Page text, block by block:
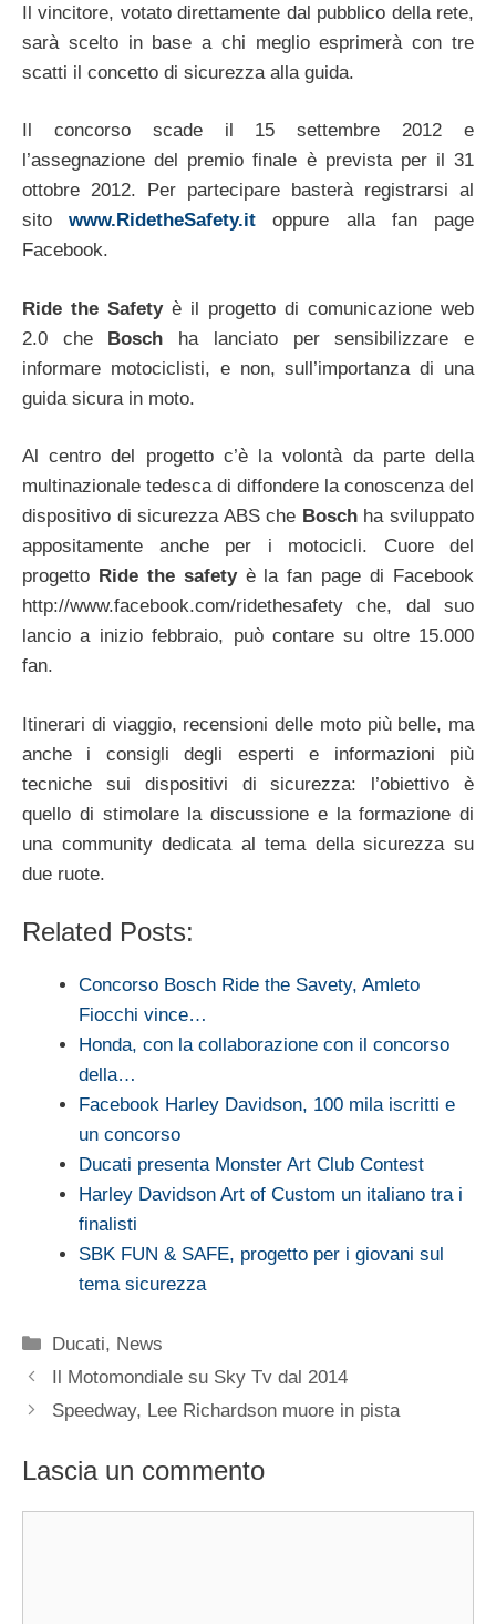
Il vincitore, votato direttamente dal pubblico della rete,
sarà scelto in base a chi meglio esprimerà con tre
scatti il concetto di sicurezza alla guida.
Il concorso scade il 15 settembre 2012 e
l’assegnazione del premio finale è prevista per il 31
ottobre 2012. Per partecipare basterà registrarsi al
sitowww.RidetheSafety.it oppure alla fan page
Facebook.
Ride the Safetyè il progetto di comunicazione web
2.0 che Bosch ha lanciato per sensibilizzare e
informare motociclisti, e non, sull’importanza di una
guida sicura in moto.
Al centro del progetto c’è la volontà da parte della
multinazionale tedesca di diffondere la conoscenza del
dispositivo di sicurezza ABS che Boschha sviluppato
appositamente anche per i motocicli. Cuore del
progetto Ride the safetyè la fan page di Facebook
http://www.facebook.com/ridethesafety che, dal suo
lancio a inizio febbraio, può contare su oltre 15.000
fan.
Itinerari di viaggio, recensioni delle moto più belle, ma
anche i consigli degli esperti e informazioni più
tecniche sui dispositivi di sicurezza: l’obiettivo è
quello di stimolare la discussione e la formazione di
una community dedicata al tema della sicurezza su
due ruote.
Related Posts:
Concorso Bosch Ride the Savety, Amleto
Fiocchi vince…
Honda, con la collaborazione con il concorso
della…
Facebook Harley Davidson, 100 mila iscritti e
un concorso
Ducati presenta Monster Art Club Contest
Harley Davidson Art of Custom un italiano tra i
finalisti
SBK FUN & SAFE, progetto per i giovani sul
tema sicurezza
Categorie
Ducati, News
Il Motomondiale su Sky Tv dal 2014
Speedway, Lee Richardson muore in pista
Lascia un commento